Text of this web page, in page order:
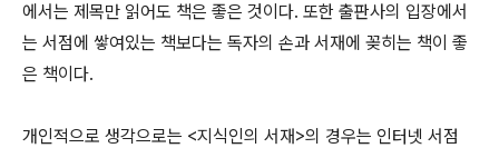
에서는 제목만 읽어도 책은 좋은 것이다. 또한 출판사의 입장에서
는 서점에 쌓여있는 책보다는 독자의 손과 서재에 꽂히는 책이 좋
은 책이다.
개인적으로 생각으로는 <지식인의 서재>의 경우는 인터넷 서점